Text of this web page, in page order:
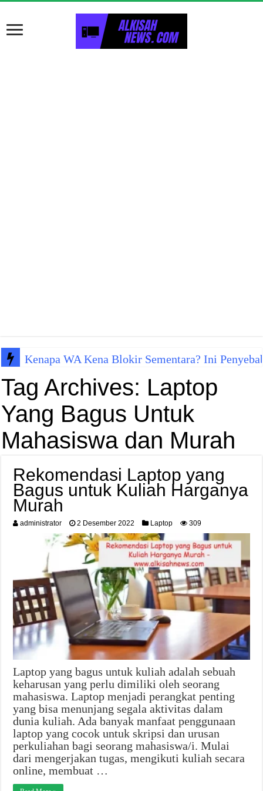
Kenapa WA Kena Blokir Sementara? Ini
Tag Archives: Laptop
Yang Bagus Untuk
Mahasiswa dan Murah
Rekomendasi Laptop yang
Bagus untuk Kuliah Harganya
Murah
administrator 2 Desember 2022 Laptop 309
Laptop yang bagus untuk kuliah adalah sebuah
keharusan yang perlu dimiliki oleh seorang
mahasiswa. Laptop menjadi perangkat penting
yang bisa menunjang segala aktivitas dalam
dunia kuliah. Ada banyak manfaat penggunaan
laptop yang cocok untuk skripsi dan urusan
perkuliahan bagi seorang mahasiswa/i. Mulai
dari mengerjakan tugas, mengikuti kuliah secara
online, membuat …